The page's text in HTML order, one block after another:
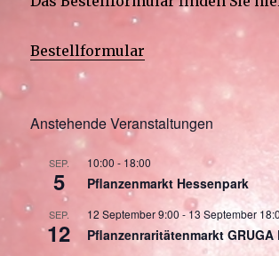
Bestellformular
Anstehende Veranstaltungen
SEP.
5
10:00 - 18:00
Pflanzenmarkt Hessenpark
SEP.
12
12 September 9:00 -13 September
Pflanzenraritätenmarkt GRUGA